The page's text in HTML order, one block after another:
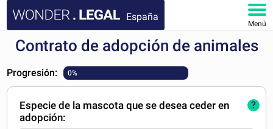
España
Menú
INICIO
DOCUMENTOS
FAQ
Contrato de adopción de animales
Progresión: 0%
Especie de la mascota que se desea ceder en
adopción:
?